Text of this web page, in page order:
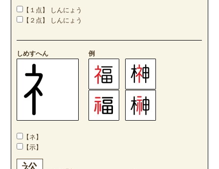
【１点】 しんにょう
【２点】 しんにょう
しめすへん 例
【ネ】
【示】